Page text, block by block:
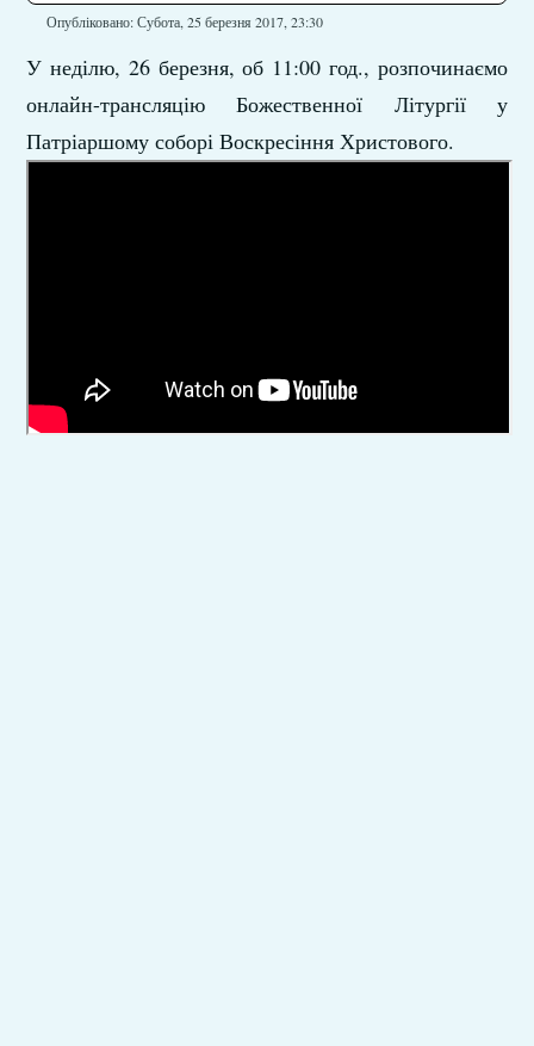
Опубліковано: Субота, 25 березня 2017, 23:30
У неділю, 26 березня, об 11:00 год., розпочинаємо
онлайн-трансляцію Божественної Літургії у
Патріаршому соборі Воскресіння Христового.